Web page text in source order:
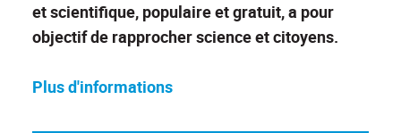
et scientifique, populaire et gratuit, a pour
objectif de rapprocher science et citoyens.
Plus d'informations